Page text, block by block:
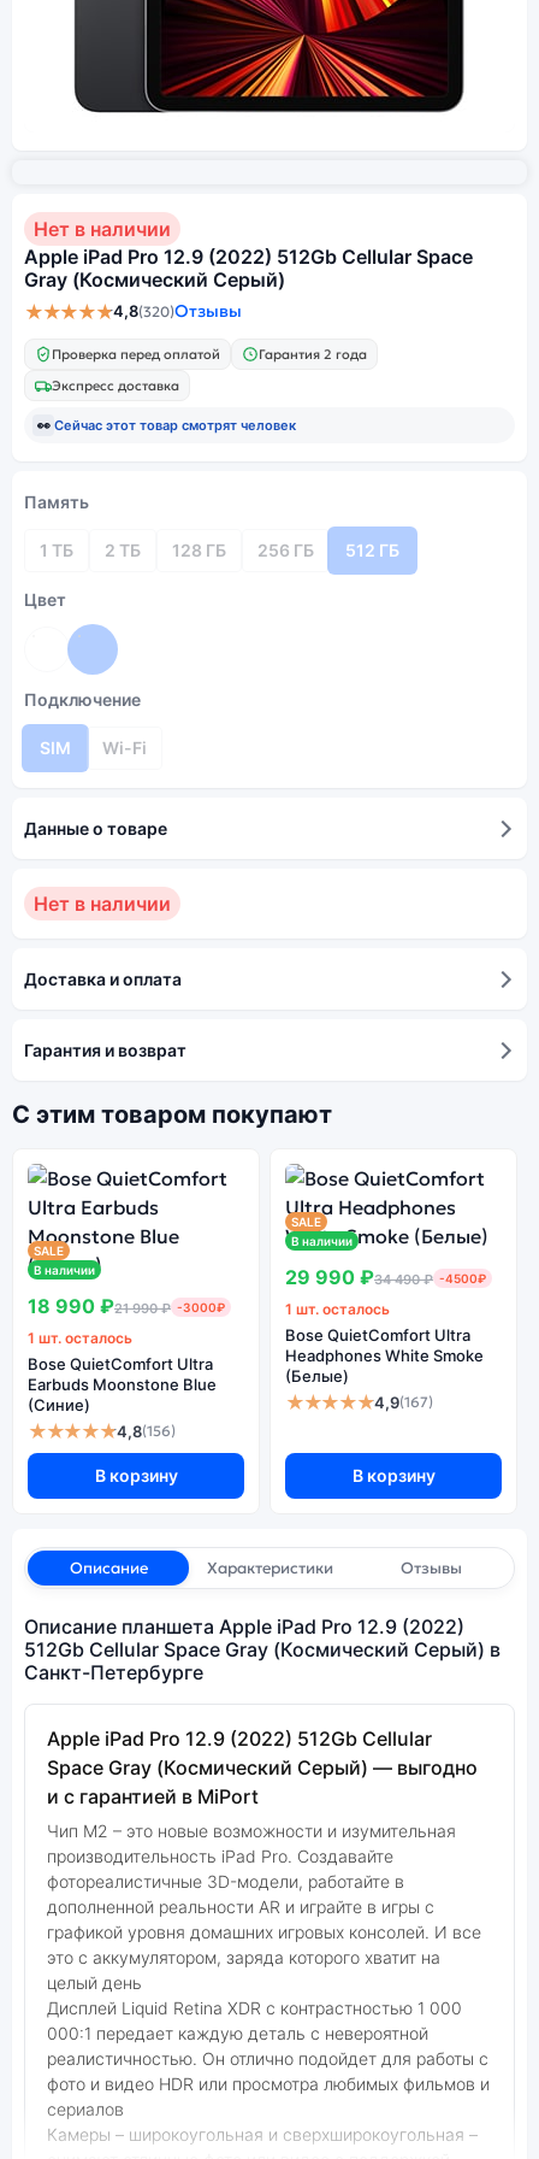
Нет в наличии
Apple iPad Pro 12.9 (2022) 512Gb Cellular Space
Gray (Космический Серый)
★★★★★4,8(320)Отзывы
Проверка перед оплатой
Гарантия 2 года
Экспресс доставка
👀 Сейчас этот товар смотрят человек
Память
1 ТБ 2 ТБ 128 ГБ 256 ГБ 512 ГБ
Цвет
Подключение
SIM Wi-Fi
Данные о товаре
Нет в наличии
Доставка и оплата
Гарантия и возврат
С этим товаром покупают
SALE
В наличии
18 990 ₽21 990 ₽ -3000₽
1 шт. осталось
Bose QuietComfort Ultra
Earbuds Moonstone Blue
(Синие)
★★★★★4,8(156)
В корзину
SALE
В наличии
29 990 ₽34 490 ₽ -4500₽
1 шт. осталось
Bose QuietComfort Ultra
Headphones White Smoke
(Белые)
★★★★★4,9(167)
В корзину
Описание Характеристики Отзывы
Описание планшета Apple iPad Pro 12.9 (2022)
512Gb Cellular Space Gray (Космический Серый) в
Санкт-Петербурге
Apple iPad Pro 12.9 (2022) 512Gb Cellular
Space Gray (Космический Серый) — выгодно
и с гарантией в MiPort
Чип M2 – это новые возможности и изумительная
производительность iPad Pro. Создавайте
фотореалистичные 3D-модели, работайте в
дополненной реальности AR и играйте в игры с
графикой уровня домашних игровых консолей. И все
это с аккумулятором, заряда которого хватит на
целый день
Дисплей Liquid Retina XDR с контрастностью 1 000
000:1 передает каждую деталь с невероятной
реалистичностью. Он отлично подойдет для работы с
фото и видео HDR или просмотра любимых фильмов и
сериалов
Камеры – широкоугольная и сверхширокоугольная –